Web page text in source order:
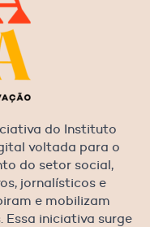
do Instituto
voltada para o
do setor social,
jornalísticos e
e mobilizam
Essa iniciativa surge